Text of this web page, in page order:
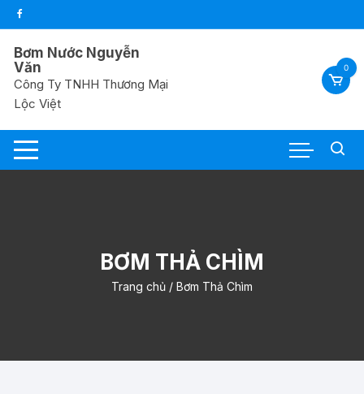
Chuyển
tới
nội
dung
Bơm Nước Nguyễn
Văn
Công Ty TNHH Thương Mại
Lộc Việt
0
BƠM THẢ CHÌM
Trang chủ/ Bơm Thả Chìm